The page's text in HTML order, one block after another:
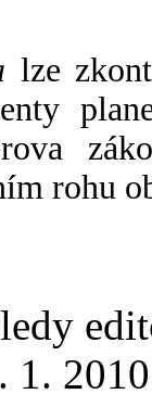
lze
rohu
1.